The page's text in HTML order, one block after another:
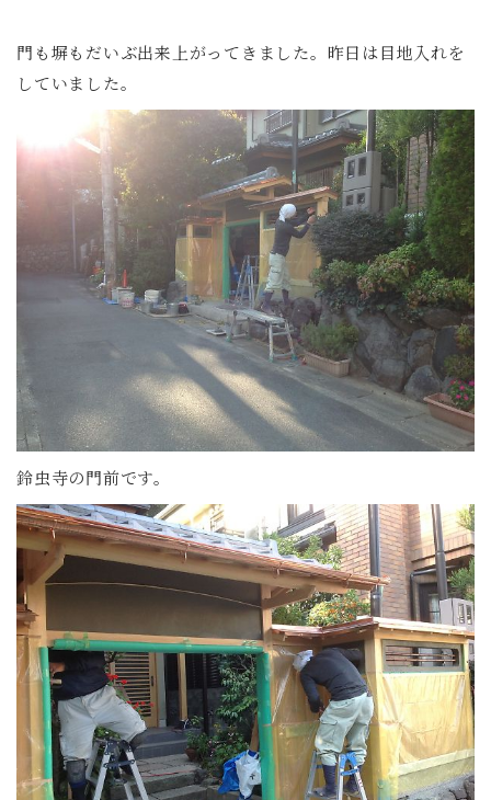
門も塀もだいぶ出来上がってきました。昨日は目地入れを
していました。
鈴虫寺の門前です。